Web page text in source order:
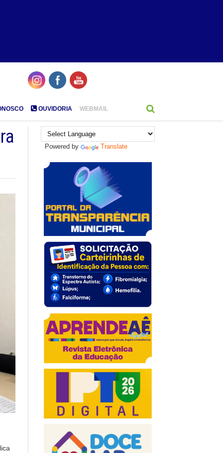
OUVIDORIA WEBMAIL
Powered by Translate